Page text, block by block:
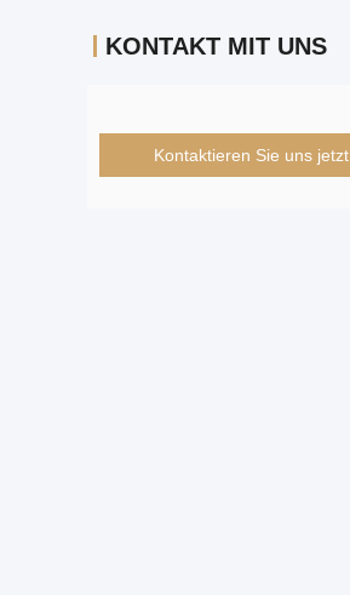
KONTAKT MIT UNS
Kontaktieren Sie uns jetzt